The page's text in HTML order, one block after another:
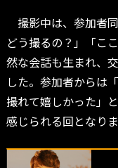
撮影中は、参加者
どう撮るの？」「こ
然な会話も生まれ、
した。参加者からは
撮れて嬉しかった」
感じられる回となりま